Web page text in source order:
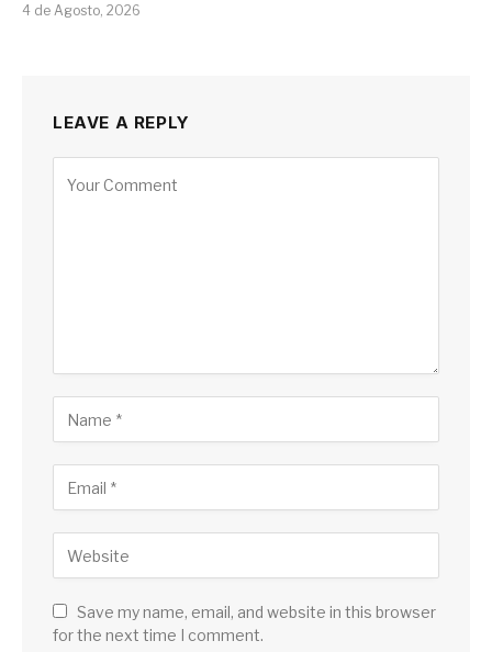
4 de Agosto, 2026
LEAVE A REPLY
Save my name, email, and website in this browser
for the next time I comment.